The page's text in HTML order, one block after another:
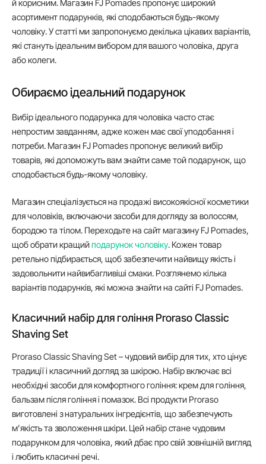
й корисним. Магазин FJ Pomades пропонує широкий
асортимент подарунків, які сподобаються будь-якому
чоловіку. У статті ми запропонуємо декілька цікавих варіантів,
які стануть ідеальним вибором для вашого чоловіка, друга
або колеги.
Обираємо ідеальний подарунок
Вибір ідеального подарунка для чоловіка часто стає
непростим завданням, адже кожен має свої уподобання і
потреби. Магазин FJ Pomades пропонує великий вибір
товарів, які допоможуть вам знайти саме той подарунок, що
сподобається будь-якому чоловіку.
Магазин спеціалізується на продажі високоякісної косметики
для чоловіків, включаючи засоби для догляду за волоссям,
бородою та тілом. Переходьте на сайт магазину FJ Pomades,
щоб обрати кращийподарунок чоловіку. Кожен товар
ретельно підбирається, щоб забезпечити найвищу якість і
задовольнити найвибагливіші смаки. Розглянемо кілька
варіантів подарунків, які можна знайти на сайті FJ Pomades.
Класичний набір для гоління Proraso Classic
Shaving Set
Proraso Classic Shaving Set – чудовий вибір для тих, хто цінує
традиції і класичний догляд за шкірою. Набір включає всі
необхідні засоби для комфортного гоління: крем для гоління,
бальзам після гоління і помазок. Всі продукти Proraso
виготовлені з натуральних інгредієнтів, що забезпечують
м’якість та зволоження шкіри. Цей набір стане чудовим
подарунком для чоловіка, який дбає про свій зовнішній вигляд
і любить класичні речі.